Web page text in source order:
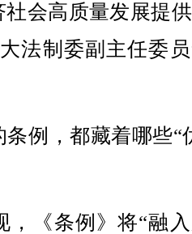
会高质量发展提
法制委副主任委
例，都藏着哪些“
《条例》将“融入